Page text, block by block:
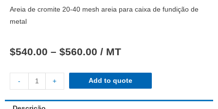
Areia de cromite 20-40 mesh areia para caixa de fundição de
metal
$540.00 – $560.00 / MT
- + Add to quote